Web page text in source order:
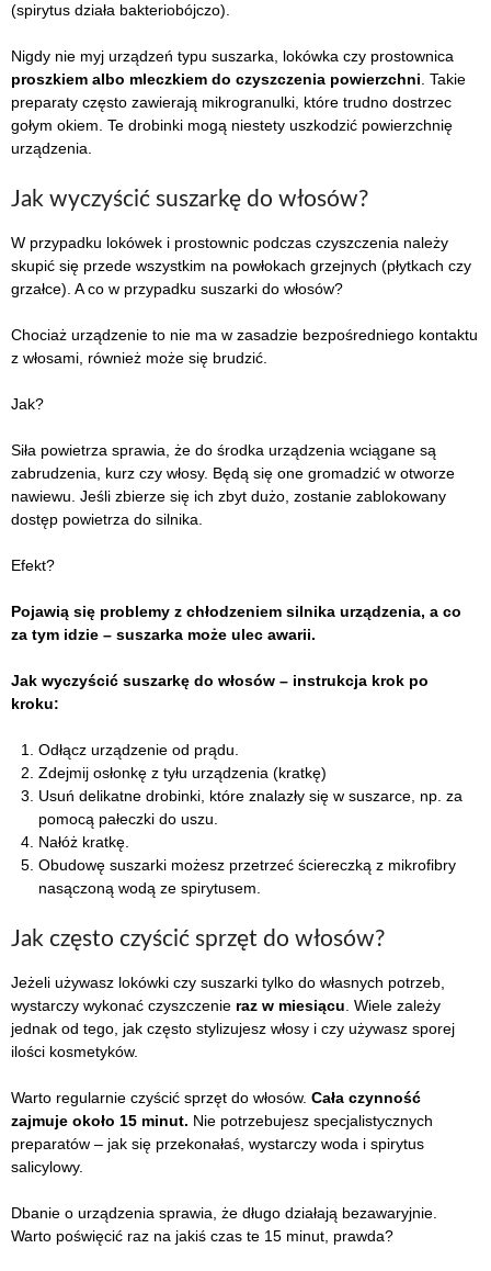
(spirytus działa bakteriobójczo).
Nigdy nie myj urządzeń typu suszarka, lokówka czy prostownica
proszkiem albo mleczkiem do czyszczenia powierzchni . Takie
preparaty często zawierają mikrogranulki, które trudno dostrzec
gołym okiem. Te drobinki mogą niestety uszkodzić powierzchnię
urządzenia.
Jak wyczyścić suszarkę do włosów?
W przypadku lokówek i prostownic podczas czyszczenia należy
skupić się przede wszystkim na powłokach grzejnych (płytkach czy
grzałce). A co w przypadku suszarki do włosów?
Chociaż urządzenie to nie ma w zasadzie bezpośredniego kontaktu
z włosami, również może się brudzić.
Jak?
Siła powietrza sprawia, że do środka urządzenia wciągane są
zabrudzenia, kurz czy włosy. Będą się one gromadzić w otworze
nawiewu. Jeśli zbierze się ich zbyt dużo, zostanie zablokowany
dostęp powietrza do silnika.
Efekt?
Pojawią się problemy z chłodzeniem silnika urządzenia, a co
za tym idzie – suszarka może ulec awarii.
Jak wyczyścić suszarkę do włosów – instrukcja krok po
kroku:
Odłącz urządzenie od prądu.
Zdejmij osłonkę z tyłu urządzenia (kratkę)
Usuń delikatne drobinki, które znalazły się w suszarce, np. za
pomocą pałeczki do uszu.
Nałóż kratkę.
Obudowę suszarki możesz przetrzeć ściereczką z mikrofibry
nasączoną wodą ze spirytusem.
Jak często czyścić sprzęt do włosów?
Jeżeli używasz lokówki czy suszarki tylko do własnych potrzeb,
wystarczy wykonać czyszczenie raz w miesiącu . Wiele zależy
jednak od tego, jak często stylizujesz włosy i czy używasz sporej
ilości kosmetyków.
Warto regularnie czyścić sprzęt do włosów. Cała czynność
zajmuje około 15 minut. Nie potrzebujesz specjalistycznych
preparatów – jak się przekonałaś, wystarczy woda i spirytus
salicylowy.
Dbanie o urządzenia sprawia, że długo działają bezawaryjnie.
Warto poświęcić raz na jakiś czas te 15 minut, prawda?